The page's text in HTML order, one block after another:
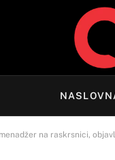
na raskrsnici,